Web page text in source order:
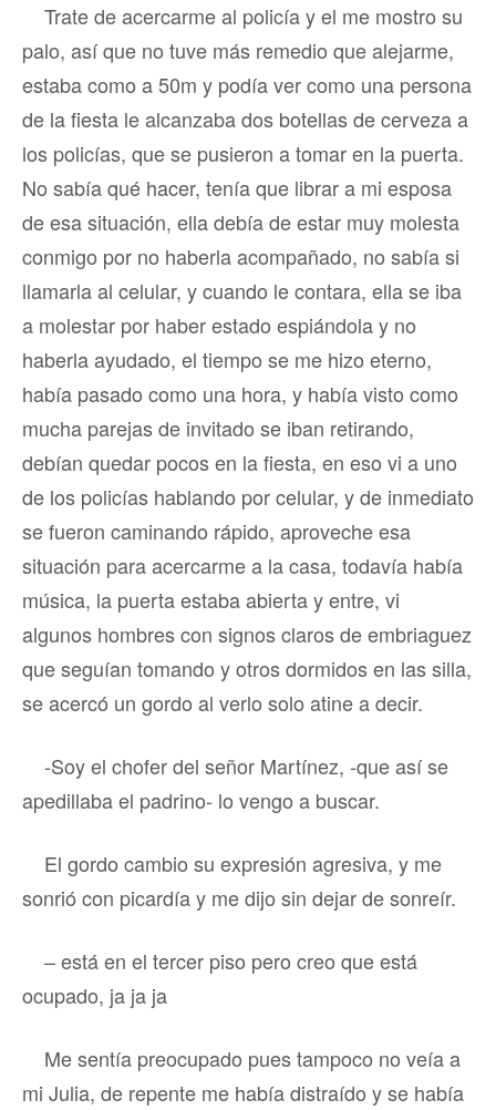
Trate de acercarme al policía y el me mostro su
palo, así que no tuve más remedio que alejarme,
estaba como a 50m y podía ver como una persona
de la fiesta le alcanzaba dos botellas de cerveza a
los policías, que se pusieron a tomar en la puerta.
No sabía qué hacer, tenía que librar a mi esposa
de esa situación, ella debía de estar muy molesta
conmigo por no haberla acompañado, no sabía si
llamarla al celular, y cuando le contara, ella se iba
a molestar por haber estado espiándola y no
haberla ayudado, el tiempo se me hizo eterno,
había pasado como una hora, y había visto como
mucha parejas de invitado se iban retirando,
debían quedar pocos en la fiesta, en eso vi a uno
de los policías hablando por celular, y de inmediato
se fueron caminando rápido, aproveche esa
situación para acercarme a la casa, todavía había
música, la puerta estaba abierta y entre, vi
algunos hombres con signos claros de embriaguez
que seguían tomando y otros dormidos en las silla,
se acercó un gordo al verlo solo atine a decir.
-Soy el chofer del señor Martínez, -que así se
apedillaba el padrino- lo vengo a buscar.
El gordo cambio su expresión agresiva, y me
sonrió con picardía y me dijo sin dejar de sonreír.
– está en el tercer piso pero creo que está
ocupado, ja ja ja
Me sentía preocupado pues tampoco no veía a
mi Julia, de repente me había distraído y se había